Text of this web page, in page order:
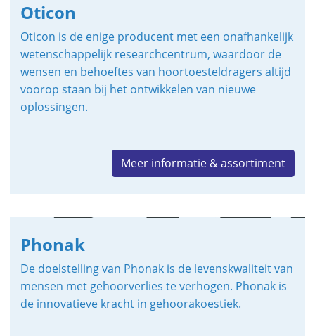
Oticon
Oticon is de enige producent met een onafhankelijk
wetenschappelijk researchcentrum, waardoor de
wensen en behoeftes van hoortoesteldragers altijd
voorop staan bij het ontwikkelen van nieuwe
oplossingen.
Meer informatie & assortiment
Phonak
De doelstelling van Phonak is de levenskwaliteit van
mensen met gehoorverlies te verhogen. Phonak is
de innovatieve kracht in gehoorakoestiek.